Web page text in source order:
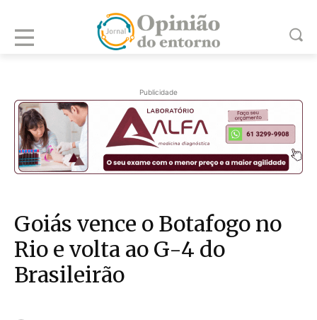
Publicidade
Goiás vence o Botafogo no
Rio e volta ao G-4 do
Brasileirão